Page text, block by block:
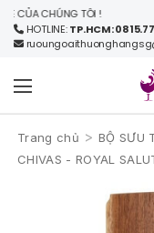
CHÚNG TÔI !
HOTLINE:TP.HCM:
Trang chủ > BỘ SƯU
CHIVAS - ROYAL